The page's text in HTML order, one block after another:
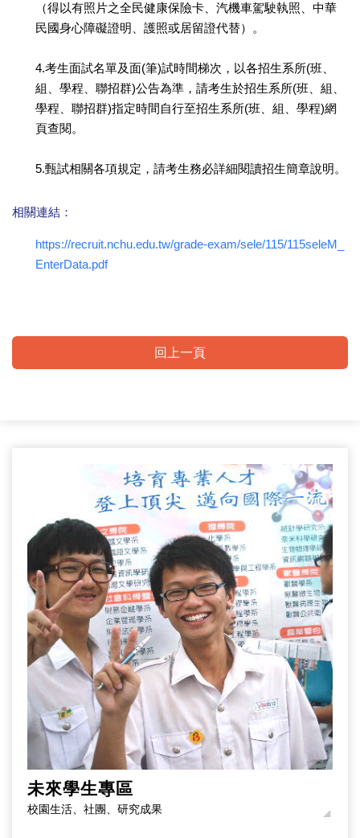
（得以有照片之全民健康保險卡、汽機車駕駛執照、中華
民國身心障礙證明、護照或居留證代替）。
4.考生面試名單及面(筆)試時間梯次，以各招生系所(班、
組、學程、聯招群)公告為準，請考生於招生系所(班、組、
學程、聯招群)指定時間自行至招生系所(班、組、學程)網
頁查閱。
5.甄試相關各項規定，請考生務必詳細閱讀招生簡章說明。
相關連結：
https://recruit.nchu.edu.tw/grade-exam/sele/115/115seleM_
EnterData.pdf
回上一頁
未來學生專區
校園生活、社團、研究成果